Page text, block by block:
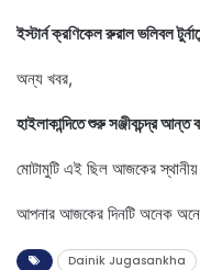
ইস্টার্ন ক্রণিকেল রুরাল ভলিবল
অন্য খবর,
হাইলাকান্দিতে শুরু সঞ্জীবচন্দ্র আন্ত
মোটামুটি এই ছিল আজকের
আপনার আজকের দিনটি অনেক
Dainik Jugasankha